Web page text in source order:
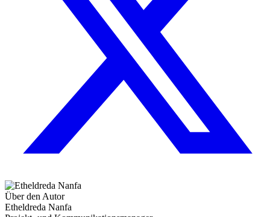
Über den Autor
Etheldreda Nanfa